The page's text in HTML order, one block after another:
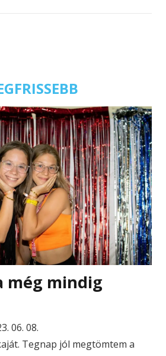
még mindig
06. 08.
Tegnap jól megtömtem a